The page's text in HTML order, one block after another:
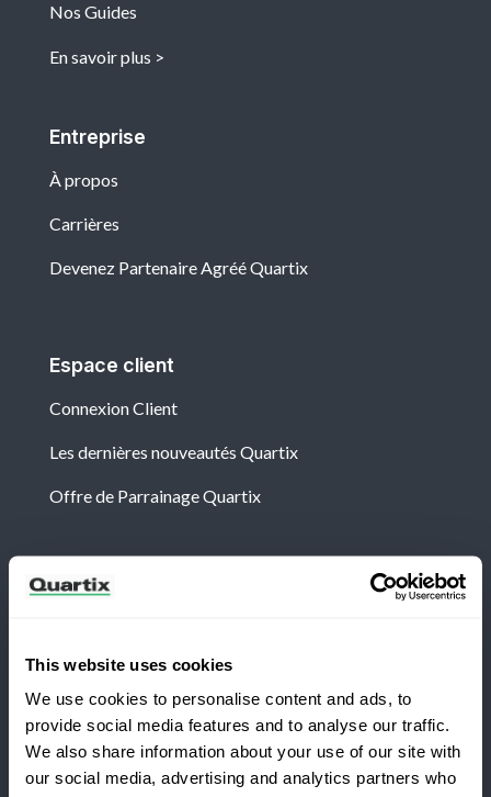
This website uses cookies
We use cookies to personalise content and ads, to
provide social media features and to analyse our traffic.
We also share information about your use of our site with
our social media, advertising and analytics partners who
Nos Guides
En savoir plus
Entreprise
À propos
Carrières
Devenez Partenaire Agréé Quartix
Espace client
Connexion Client
Les dernières nouveautés Quartix
Offre de Parrainage Quartix
Newsletter
cas de Quartix